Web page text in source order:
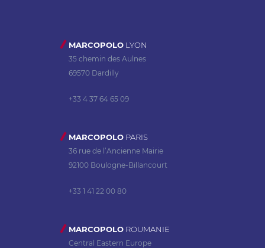
MARCOPOLOLYON
35 chemin des Aulnes
69570 Dardilly
+33 4 37 64 65 09
MARCOPOLOPARIS
36 rue de l’Ancienne Mairie
92100 Boulogne-Billancourt
+33 1 41 22 00 80
MARCOPOLOROUMANIE
Central Eastern Europe